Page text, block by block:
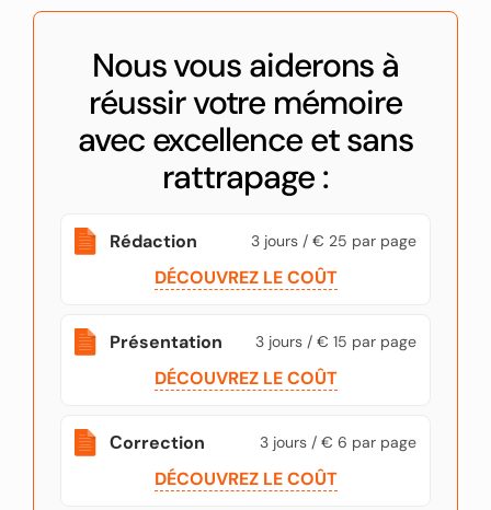
Nous vous aiderons à
réussir votre mémoire
avec excellence et sans
rattrapage :
Rédaction 3 jours / € 25 par page
DÉCOUVREZ LE COÛT
Présentation 3 jours / € 15 par page
DÉCOUVREZ LE COÛT
Сorrection 3 jours / € 6 par page
DÉCOUVREZ LE COÛT